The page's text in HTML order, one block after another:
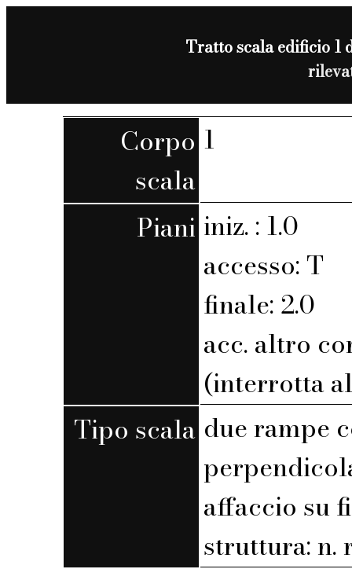
Tratto scala edificio 1
Corpo
scala
1
Piani iniz. : 1.0
accesso: T
finale: 2.0
acc. altro
(interrotta
Tipo scala due rampe
affaccio su
struttura: n.